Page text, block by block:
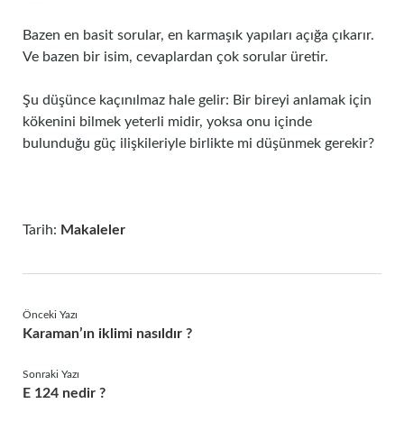
Bazen en basit sorular, en karmaşık yapıları açığa çıkarır.
Ve bazen bir isim, cevaplardan çok sorular üretir.
Şu düşünce kaçınılmaz hale gelir: Bir bireyi anlamak için
kökenini bilmek yeterli midir, yoksa onu içinde
bulunduğu güç ilişkileriyle birlikte mi düşünmek gerekir?
Tarih: Makaleler
Önceki Yazı
Karaman’ın iklimi nasıldır ?
Sonraki Yazı
E 124 nedir ?